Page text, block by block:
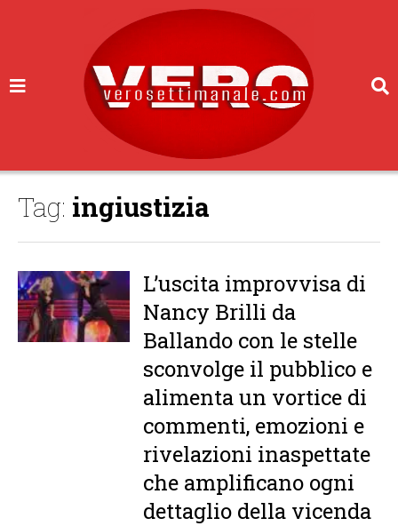
Tag: ingiustizia
L’uscita improvvisa di
Nancy Brilli da
Ballando con le stelle
sconvolge il pubblico e
alimenta un vortice di
commenti, emozioni e
rivelazioni inaspettate
che amplificano ogni
dettaglio della vicenda